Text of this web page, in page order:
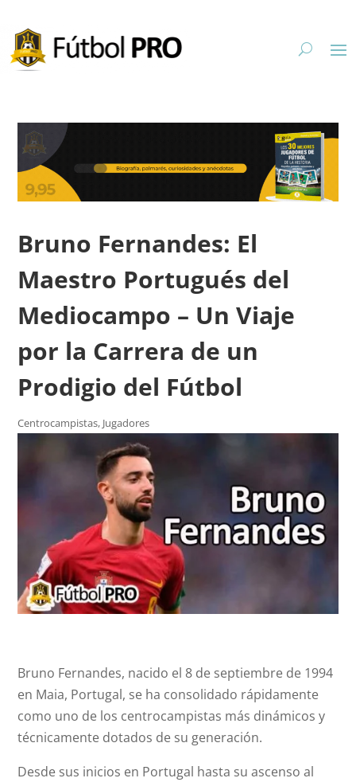
Bruno Fernandes: El
Maestro Portugués del
Mediocampo – Un Viaje
por la Carrera de un
Prodigio del Fútbol
Centrocampistas, Jugadores
Bruno Fernandes, nacido el 8 de septiembre de 1994
en Maia, Portugal, se ha consolidado rápidamente
como uno de los centrocampistas más dinámicos y
técnicamente dotados de su generación.
Desde sus inicios en Portugal hasta su ascenso al